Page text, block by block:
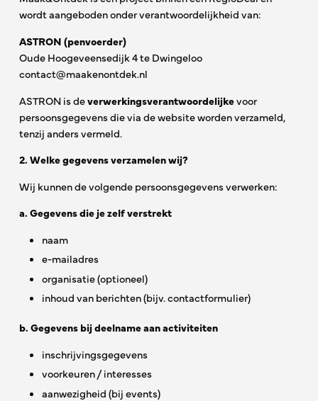
wordt aangeboden onder verantwoordelijkheid van:
ASTRON (penvoerder)
Oude Hoogeveensedijk 4 te Dwingeloo
contact@maakenontdek.nl
ASTRON is deverwerkingsverantwoordelijkevoor
persoonsgegevens die via de website worden verzameld,
tenzij anders vermeld.
2. Welke gegevens verzamelen wij?
Wij kunnen de volgende persoonsgegevens verwerken:
a. Gegevens die je zelf verstrekt
naam
e-mailadres
organisatie (optioneel)
inhoud van berichten (bijv. contactformulier)
b. Gegevens bij deelname aan activiteiten
inschrijvingsgegevens
voorkeuren / interesses
aanwezigheid (bij events)